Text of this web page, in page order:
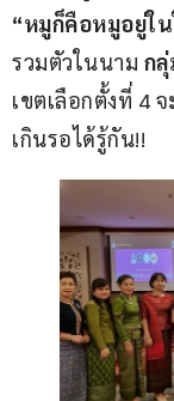
“หมูก็คือหมูอยู่ใน
รวมตัวในนาม ก
เขตเลือกตั้งที่ 4
เกินรอได้รู้กัน!!